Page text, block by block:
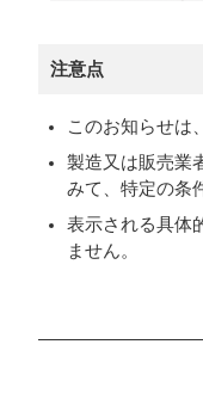
注意点
このお知らせは
製造又は販売業
みて、特定の条
表示される具体
ません。